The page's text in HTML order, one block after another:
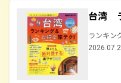
台湾
ランキン